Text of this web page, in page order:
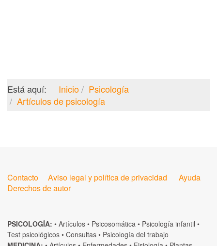
Está aquí: Inicio
Psicología
Artículos de psicología
Contacto Aviso legal y política de privacidad
Ayuda
Derechos de autor
PSICOLOGÍA: • Artículos • Psicosomática • Psicología infantil •
Test psicológicos • Consultas • Psicología del trabajo